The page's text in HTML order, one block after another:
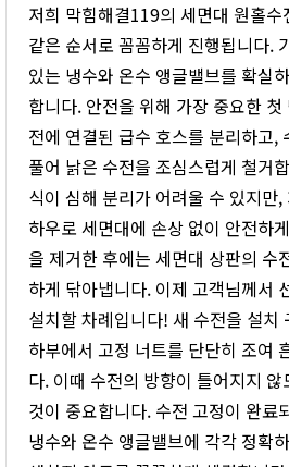
저희 막힘해결119의 세면대 원홀
같은 순서로 꼼꼼하게 진행됩니다.
있는 냉수와 온수 앵글밸브를 확실
합니다. 안전을 위해 가장 중요한
전에 연결된 급수 호스를 분리하고,
풀어 낡은 수전을 조심스럽게 철거
식이 심해 분리가 어려울 수 있지만
하우로 세면대에 손상 없이 안전하
을 제거한 후에는 세면대 상판의 수
하게 닦아냅니다. 이제 고객님께서
설치할 차례입니다! 새 수전을 설치
하부에서 고정 너트를 단단히 조여
다. 이때 수전의 방향이 틀어지지
것이 중요합니다. 수전 고정이 완료
냉수와 온수 앵글밸브에 각각 정확